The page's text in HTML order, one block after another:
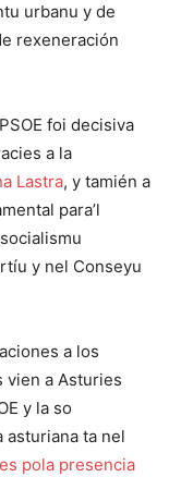
urbanu y de
rexeneración
foi decisiva
a la
Lastra, y tamién a
para’l
y nel Conseyu
a los
vien a Asturies
y la so
asturiana ta nel
pola presencia